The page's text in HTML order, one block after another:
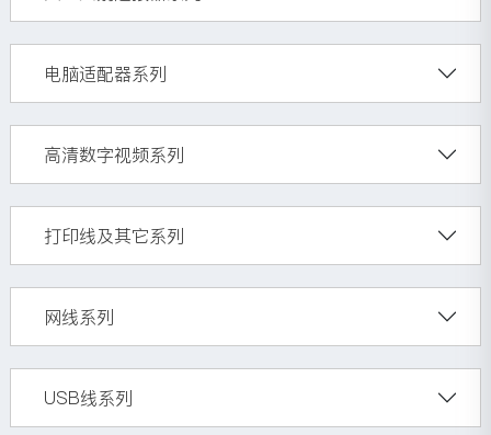
电脑适配器系列
高清数字视频系列
打印线及其它系列
网线系列
USB线系列